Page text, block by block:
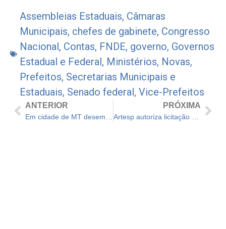
Assembleias Estaduais, Câmaras
Municipais, chefes de gabinete, Congresso
Nacional, Contas, FNDE, governo, Governos
Estadual e Federal, Ministérios, Novas,
Prefeitos, Secretarias Municipais e
Estaduais, Senado federal, Vice-Prefeitos
ANTERIOR PRÓXIMA